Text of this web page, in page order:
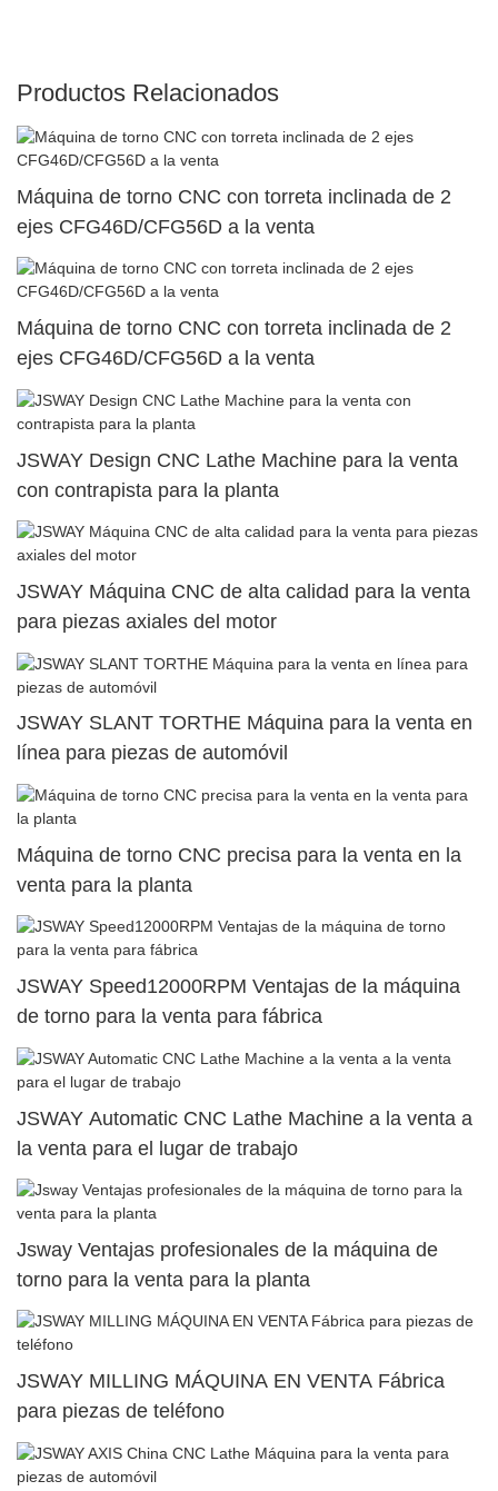
Productos Relacionados
Máquina de torno CNC con torreta inclinada de 2
ejes CFG46D/CFG56D a la venta
Máquina de torno CNC con torreta inclinada de 2
ejes CFG46D/CFG56D a la venta
JSWAY Design CNC Lathe Machine para la venta
con contrapista para la planta
JSWAY Máquina CNC de alta calidad para la venta
para piezas axiales del motor
JSWAY SLANT TORTHE Máquina para la venta en
línea para piezas de automóvil
Máquina de torno CNC precisa para la venta en la
venta para la planta
JSWAY Speed12000RPM Ventajas de la máquina
de torno para la venta para fábrica
JSWAY Automatic CNC Lathe Machine a la venta a
la venta para el lugar de trabajo
Jsway Ventajas profesionales de la máquina de
torno para la venta para la planta
JSWAY MILLING MÁQUINA EN VENTA Fábrica
para piezas de teléfono